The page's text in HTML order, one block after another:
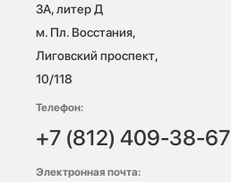
3А, литер Д
м. Пл. Восстания,
Лиговский проспект,
10/118
Телефон:
+7 (812) 409-38-67
Электронная почта: